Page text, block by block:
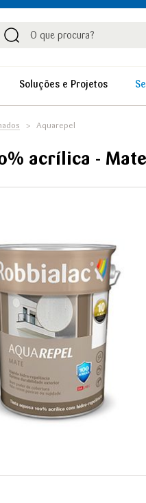
Procurar
Procurar
Soluções e Projetos
Aquarepel
acrílica -